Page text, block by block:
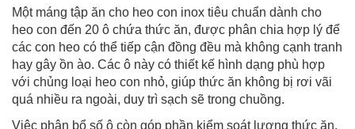
Một máng tập ăn cho heo con inox tiêu chuẩn dành cho
heo con đến 20 ô chứa thức ăn, được phân chia hợp lý để
các con heo có thể tiếp cận đồng đều mà không cạnh tranh
hay gây ồn ào. Các ô này có thiết kế hình dạng phù hợp
với chủng loại heo con nhỏ, giúp thức ăn không bị rơi vãi
quá nhiều ra ngoài, duy trì sạch sẽ trong chuồng.
Việc phân bổ số ô còn góp phần kiểm soát lượng thức ăn,